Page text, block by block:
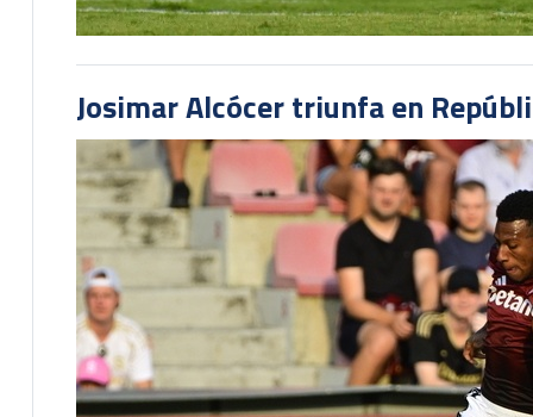
Josimar Alcócer triunfa en